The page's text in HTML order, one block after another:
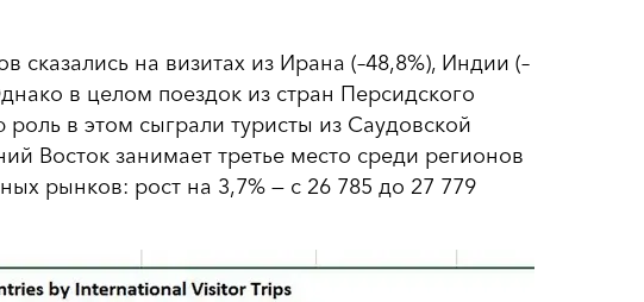
на визитах из Ирана (–48,8%), Индии (–
в целом поездок из стран Персидского
в этом сыграли туристы из Саудовской
Восток занимает третье место среди регионов
рынков: рост на 3,7% — с 26 785 до 27 779